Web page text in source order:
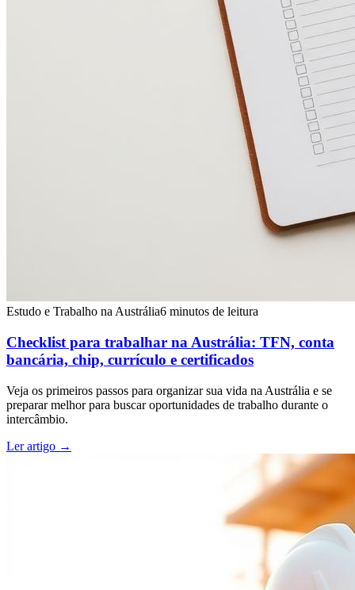
Estudo e Trabalho na Austrália6 minutos de leitura
Checklist para trabalhar na Austrália: TFN, conta
bancária, chip, currículo e certificados
Veja os primeiros passos para organizar sua vida na Austrália e se
preparar melhor para buscar oportunidades de trabalho durante o
intercâmbio.
Ler artigo →